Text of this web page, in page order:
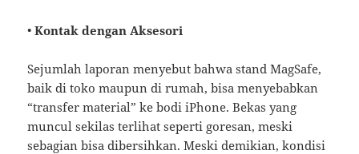
•Kontak dengan Aksesori
Sejumlah laporan menyebut bahwa stand MagSafe,
baik di toko maupun di rumah, bisa menyebabkan
“transfer material” ke bodi iPhone. Bekas yang
muncul sekilas terlihat seperti goresan, meski
sebagian bisa dibersihkan. Meski demikian, kondisi